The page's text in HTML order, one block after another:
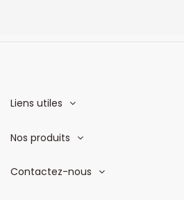
Liens utiles
Nos produits
Contactez-nous